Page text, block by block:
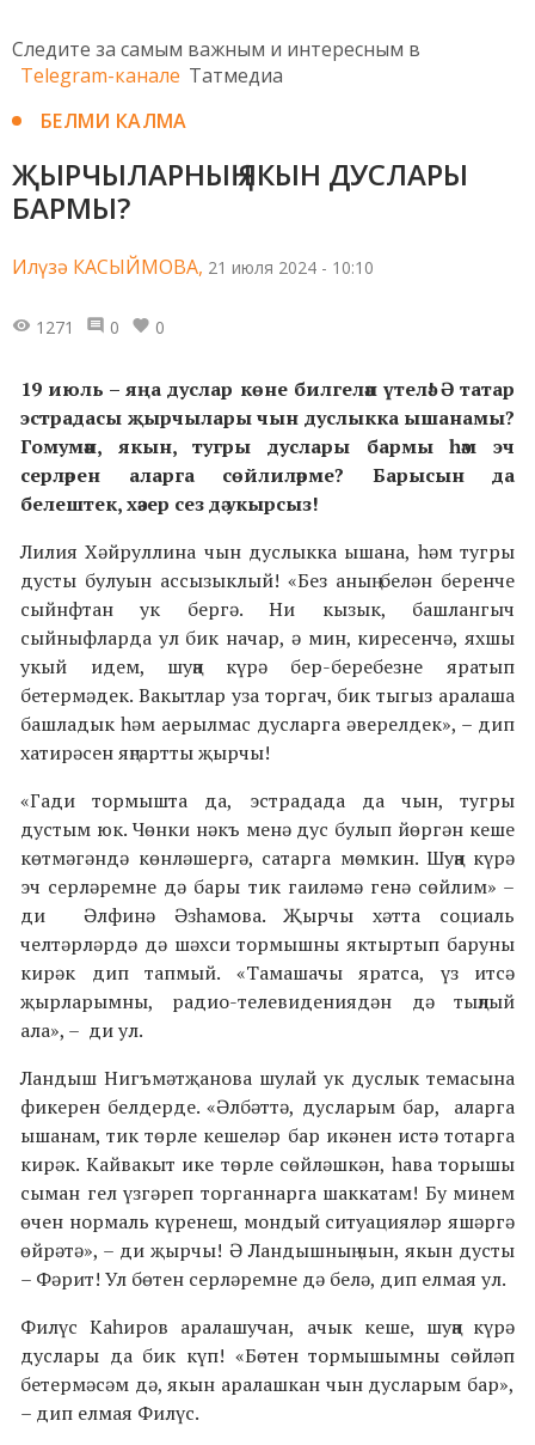
Следите за самым важным и интересным в
Telegram-канале Татмедиа
БЕЛМИ КАЛМА
ҖЫРЧЫЛАРНЫҢ ЯКЫН ДУСЛАРЫ
БАРМЫ?
Илүзә КАСЫЙМОВА, 21 июля 2024 - 10:10
1271 0 0
19 июль – яңа дуслар көне билгеләп үтелә! Ә татар
эстрадасы җырчылары чын дуслыкка ышанамы?
Гомумән, якын, тугры дуслары бармы һәм эч
серләрен аларга сөйлиләрме? Барысын да
белештек, хәзер сез дә укырсыз!
Лилия Хәйруллина чын дуслыкка ышана, һәм тугры
дусты булуын ассызыклый! «Без аның белән беренче
сыйнфтан ук бергә. Ни кызык, башлангыч
сыйныфларда ул бик начар, ә мин, киресенчә, яхшы
укый идем, шуңа күрә бер-беребезне яратып
бетермәдек. Вакытлар уза торгач, бик тыгыз аралаша
башладык һәм аерылмас дусларга әверелдек», – дип
хатирәсен яңгартты җырчы!
«Гади тормышта да, эстрадада да чын, тугры
дустым юк. Чөнки нәкъ менә дус булып йөргән кеше
көтмәгәндә көнләшергә, сатарга мөмкин. Шуңа күрә
эч серләремне дә бары тик гаиләмә генә сөйлим» –
ди Әлфинә Әзһамова. Җырчы хәтта социаль
челтәрләрдә дә шәхси тормышны яктыртып баруны
кирәк дип тапмый. «Тамашачы яратса, үз итсә
җырларымны, радио-телевидениядән дә тыңлый
ала», – ди ул.
Ландыш Нигъмәтҗанова шулай ук дуслык темасына
фикерен белдерде. «Әлбәттә, дусларым бар, аларга
ышанам, тик төрле кешеләр бар икәнен истә тотарга
кирәк. Кайвакыт ике төрле сөйләшкән, һава торышы
сыман гел үзгәреп торганнарга шаккатам! Бу минем
өчен нормаль күренеш, мондый ситуацияләр яшәргә
өйрәтә», – ди җырчы! Ә Ландышның чын, якын дусты
– Фәрит! Ул бөтен серләремне дә белә, дип елмая ул.
Филүс Каһиров аралашучан, ачык кеше, шуңа күрә
дуслары да бик күп! «Бөтен тормышымны сөйләп
бетермәсәм дә, якын аралашкан чын дусларым бар»,
– дип елмая Филүс.